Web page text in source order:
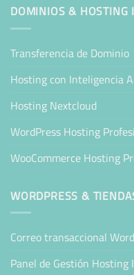
DOMINIOS & HOSTING
Transferencia de Dominio
Hosting con Inteligencia
Hosting Nextcloud
WordPress Hosting
WooCommerce Hosting
WORDPRESS &
Correo transaccional
Panel de Gestión Hosting